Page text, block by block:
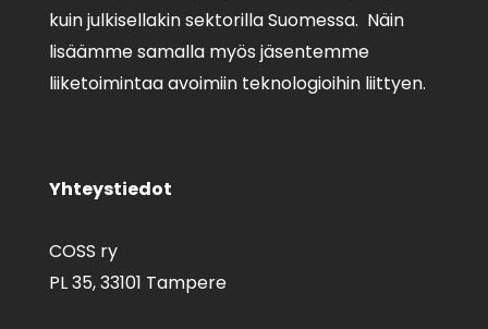
kuin julkisellakin sektorilla Suomessa. Näin
lisäämme samalla myös jäsentemme
liiketoimintaa avoimiin teknologioihin liittyen.
Yhteystiedot
COSS ry
PL 35,33101 Tampere